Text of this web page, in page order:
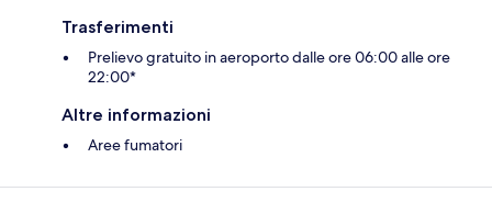
Trasferimenti
Prelievo gratuito in aeroporto dalle ore 06:00 alle ore
22:00*
Altre informazioni
Aree fumatori